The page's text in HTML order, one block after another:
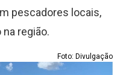
pescadores locais,
região.
Foto: Divulgação